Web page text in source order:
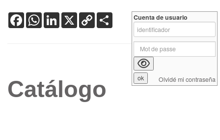
FacebookWhatsApp
LinkedIn
X Copy
Link
Catálogo
Cuenta de usuario
Olvidé mi contraseña